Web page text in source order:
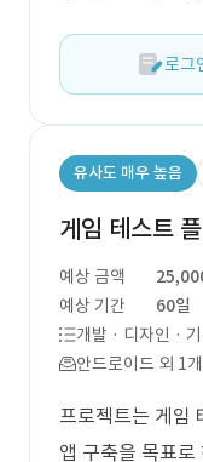
로그
유사도 매우 높음
게임 테스트
예상 금액
예상 기간
60일
개발 · 디자인 ·
안드로이드 외 1개
프로젝트는 게임
앱 구축을 목표